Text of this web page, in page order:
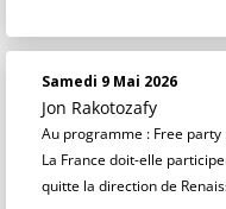
Samedi 9 Mai 2026
Jon Rakotozafy
Au programme : Free
La France doit-elle
quitte la direction de